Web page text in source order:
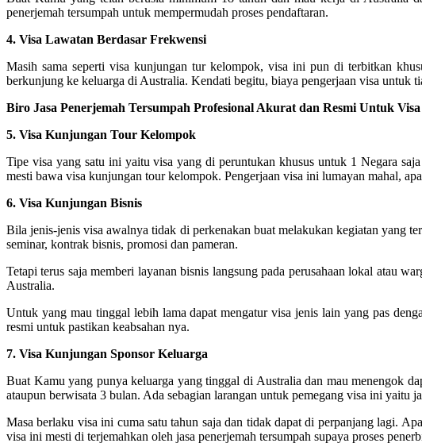
penerjemah tersumpah untuk mempermudah proses pendaftaran.
4. Visa Lawatan Berdasar Frekwensi
Masih sama seperti visa kunjungan tur kelompok, visa ini pun di terbitkan
berkunjung ke keluarga di Australia. Kendati begitu, biaya pengerjaan visa untuk
Biro Jasa Penerjemah Tersumpah Profesional Akurat dan Resmi Untuk
5. Visa Kunjungan Tour Kelompok
Tipe visa yang satu ini yaitu visa yang di peruntukan khusus untuk 1 Negara
mesti bawa visa kunjungan tour kelompok. Pengerjaan visa ini lumayan mahal,
6. Visa Kunjungan Bisnis
Bila jenis-jenis visa awalnya tidak di perkenakan buat melakukan kegiatan yang
seminar, kontrak bisnis, promosi dan pameran.
Tetapi terus saja memberi layanan bisnis langsung pada perusahaan lokal atau
Australia.
Untuk yang mau tinggal lebih lama dapat mengatur visa jenis lain yang pas
resmi untuk pastikan keabsahan nya.
7. Visa Kunjungan Sponsor Keluarga
Buat Kamu yang punya keluarga yang tinggal di Australia dan mau menengok
ataupun berwisata 3 bulan. Ada sebagian larangan untuk pemegang visa ini yaitu
Masa berlaku visa ini cuma satu tahun saja dan tidak dapat di perpanjang lagi.
visa ini mesti di terjemahkan oleh jasa penerjemah tersumpah supaya proses